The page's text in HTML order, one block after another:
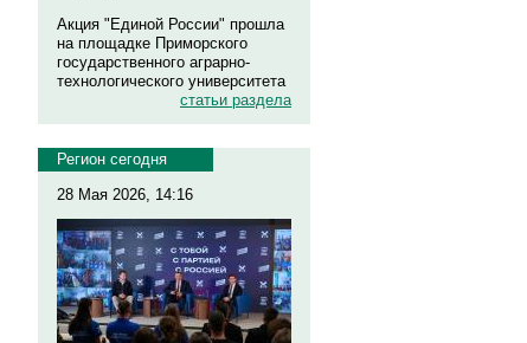
Акция "Единой России" прошла
на площадке Приморского
государственного аграрно-
технологического университета
статьи раздела
Регион сегодня
28 Мая 2026, 14:16